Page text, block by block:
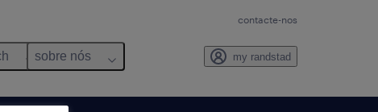
contacte-nos
sobre nós my randstad